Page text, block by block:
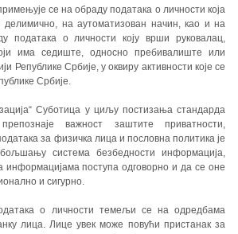
се на обраду података о личности која
на аутоматизован начин, као и на
података о личности коју врши руковалац,
има седиште, односно пребивалиште или
Републике Србије, у оквиру активности које се
Србије.
Суботица у циљу постизања стандарда
важност заштите приватности,
за физичка лица и пословна политика је
система безбедности информација,
информацијама поступа одговорно и да се оне
и сигурно.
о личности темељи се на одредбама
лица. Лице увек може повући пристанак за